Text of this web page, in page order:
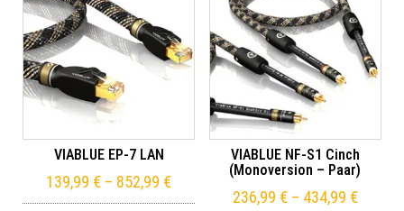
VIABLUE EP-7 LAN
139,99 € – 852,99 €
VIABLUE NF-S1 Cinch
(Monoversion – Paar)
236,99 €– 434,99 €